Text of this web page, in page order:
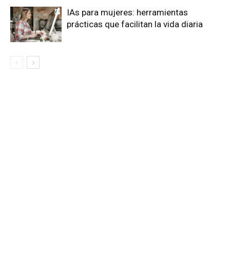
IAs para mujeres: herramientas
prácticas que facilitan la vida diaria